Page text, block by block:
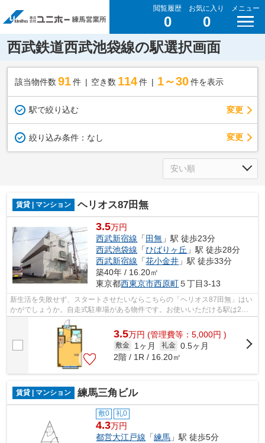
閲覧履歴
0
お気に入り
0
メニュー
西武鉄道西武池袋線の駅選択画面
該当物件数 91件 空き数 114 件 1～30 件を表示
駅で絞り込む 変更
絞り込み条件： なし 変更
賃貸 | マンション ヘリオス87田無
3.5万円
西武新宿線 「 田無 」駅 徒歩23分
西武池袋線 「ひばりヶ丘 」駅 徒歩28分
西武新宿線 「花小金井 」駅 徒歩33分
築40年 / 16.20㎡
東京都西東京市西原町５丁目3-13
新生活を失敗せず、スタートさせたいならこちらの「ヘリオス87田無」はい
かがでしょうか。自走式駐車場がある物件です。お使いいただける駅は2駅
あり、行き先に応じて使い分けができま...
3.5万円 (管理費等：5,000円 )
敷金 1ヶ月 礼金 0.5ヶ月
2階 / 1R / 16.20㎡
賃貸 | マンション 練馬三角ビル
敷0 礼0
4.3万円
都営大江戸線 「練馬 」駅 徒歩5分